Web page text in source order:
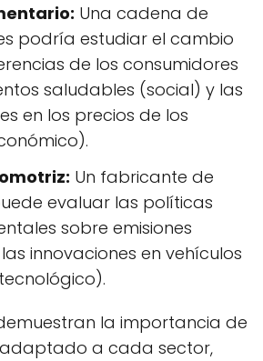
Una cadena de
podría estudiar el cambio
de los consumidores
saludables (social) y las
en los precios de los
Un fabricante de
evaluar las políticas
sobre emisiones
innovaciones en vehículos
la importancia de
adaptado a cada sector,